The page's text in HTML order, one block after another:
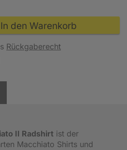
den Warenkorb
Rückgaberecht
II Radshirt ist der
Macchiato Shirts und